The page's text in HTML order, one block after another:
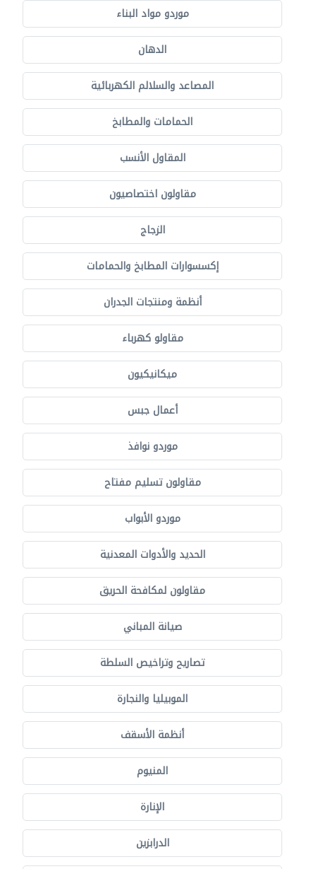
موردو مواد البناء
الدهان
المصاعد والسلالم الكهربائية
الحمامات والمطابخ
المقاول الأنسب
مقاولون اختصاصيون
الزجاج
إكسسوارات المطابخ والحمامات
أنظمة ومنتجات الجدران
مقاولو كهرباء
ميكانيكيون
أعمال جبس
موردو نوافذ
مقاولون تسليم مفتاح
موردو الأبواب
الحديد والأدوات المعدنية
مقاولون لمكافحة الحريق
صيانة المباني
تصاريح وتراخيص السلطة
الموبيليا والنجارة
أنظمة الأسقف
المنيوم
الإنارة
الدرابزين